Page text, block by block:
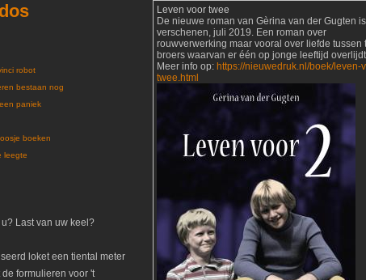
robot
bestaan nog
paniek
boeken
leegte
Last van uw keel?
loket een tiental meter
formulieren voor 't
Leven voor twee
De nieuwe roman van Gèrina van der Gugten is
verschenen, juli 2019. Een roman over
rouwverwerking maar vooral over liefde tussen
broers waarvan er één op jonge leeftijd
Meer info op: https://nieuwedruk.nl/boek/leven-
twee.html